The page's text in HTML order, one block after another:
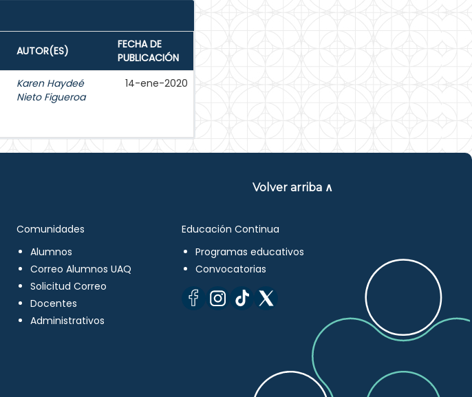
AUTOR(ES)
FECHA DE
PUBLICACIÓN
Karen Haydeé
Nieto Figueroa
14-ene-2020
Volver arriba ∧
Comunidades
Alumnos
Correo Alumnos UAQ
Solicitud Correo
Docentes
Administrativos
Educación Continua
Programas educativos
Convocatorias